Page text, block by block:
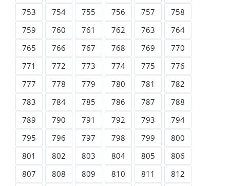
753
754 755 756 757
758
759
760 761 762 763
764
765
766 767 768 769
770
771
772 773 774 775
776
777
778 779 780 781
782
783
784 785 786 787
788
789
790 791 792 793
794
795
796 797 798 799
800
801
802 803 804 805
806
807
808 809 810 811
812